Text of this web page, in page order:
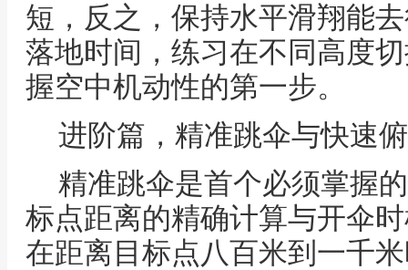
短，反之，保持水平滑翔能
落地时间，练习在不同高度
握空中机动性的第一步。
进阶篇，精准跳伞与快速
精准跳伞是首个必须掌握
标点距离的精确计算与开伞
在距离目标点八百米到一千